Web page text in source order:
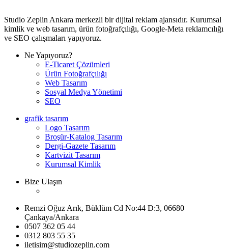
Studio Zeplin Ankara merkezli bir dijital reklam ajansıdır. Kurumsal
kimlik ve web tasarım, ürün fotoğrafçılığı, Google-Meta reklamcılığı
ve SEO çalışmaları yapıyoruz.
Ne Yapıyoruz?
E-Ticaret Çözümleri
Ürün Fotoğrafçılığı
Web Tasarım
Sosyal Medya Yönetimi
SEO
grafik tasarım
Logo Tasarım
Broşür-Katalog Tasarım
Dergi-Gazete Tasarım
Kartvizit Tasarım
Kurumsal Kimlik
Bize Ulaşın
Remzi Oğuz Arık, Büklüm Cd No:44 D:3, 06680
Çankaya/Ankara
0507 362 05 44
0312 803 55 35
iletisim@studiozeplin.com